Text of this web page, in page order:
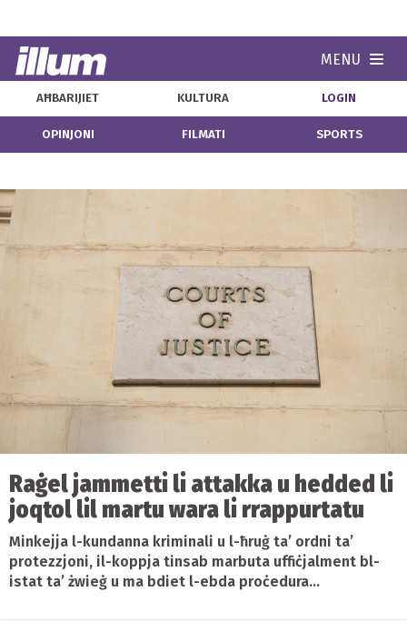
MENU
AĦBARIJIET KULTURA LOGIN
OPINJONI FILMATI SPORTS
Raġel jammetti li attakka u hedded li
joqtol lil martu wara li rrappurtatu
Minkejja l-kundanna kriminali u l-ħruġ ta’ ordni ta’
protezzjoni, il-koppja tinsab marbuta uffiċjalment bl-
istat ta’ żwieġ u ma bdiet l-ebda proċedura...